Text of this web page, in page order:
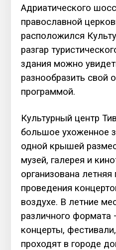
Адриатического
православной
расположился
разгар
здания можно
разнообразить свой
программой.
Культурный центр
большое ухоженное
одной крышей
музей, галерея и
организована
проведения
воздухе. В летние
различного формата
концерты,
проходят в городе